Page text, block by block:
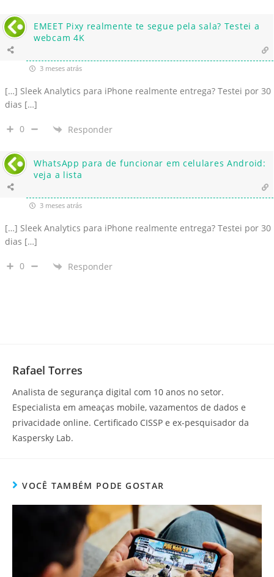
EMEET Pixy realmente te segue pela sala? Testei a
webcam 4K
3 meses atrás
[…] Sleek Analytics para iPhone realmente entrega? Testei por 30
dias […]
0 Responder
WhatsApp para de funcionar em celulares Android:
veja a lista
3 meses atrás
[…] Sleek Analytics para iPhone realmente entrega? Testei por 30
dias […]
0 Responder
Rafael Torres
Analista de segurança digital com 10 anos no setor.
Especialista em ameaças mobile, vazamentos de dados e
privacidade online. Certificado CISSP e ex-pesquisador da
Kaspersky Lab.
VOCÊ TAMBÉM PODE GOSTAR